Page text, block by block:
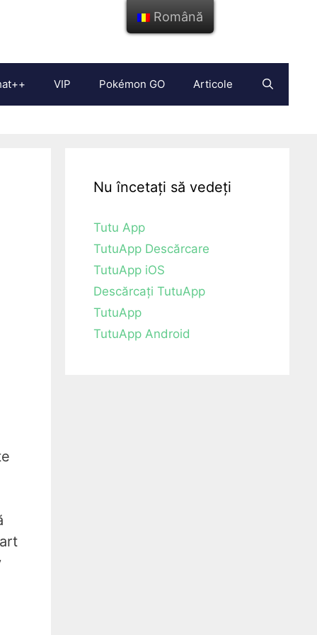
VIP Pokémon GO Articole
Nu încetați să vedeți
Tutu App
TutuApp Descărcare
TutuApp iOS
Descărcați TutuApp
TutuApp
TutuApp Android
Română